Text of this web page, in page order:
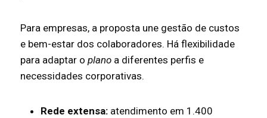
Para empresas, a proposta une gestão de custos
e bem-estar dos colaboradores. Há flexibilidade
para adaptar o plano a diferentes perfis e
necessidades corporativas.
Rede extensa: atendimento em 1.400